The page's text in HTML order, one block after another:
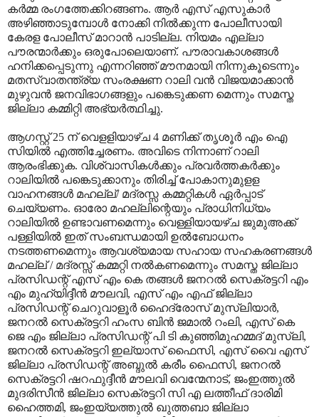
കര്‍മ്മ രംഗത്തേക്കിറങ്ങണം. ആര്‍ എസ് എസുകാര്‍
അഴിഞ്ഞാടുമ്പോള്‍ നോക്കി നില്‍ക്കുന്ന പോലീസായി
കേരള പോലീസ് മാറാന്‍ പാടില്ല. നിയമം എല്ലാ
പൗരന്മാര്‍ക്കും ഒരുപോലെയാണ്. പൗരാവകാശങ്ങള്‍
ഹനിക്കപ്പെടുന്നു എന്നറിഞ്ഞ് മൗനമായി നിന്നുകൂടെന്നും
മതസ്വാതന്ത്ര്യ സംരക്ഷണ റാലി വന്‍ വിജയമാക്കാന്‍
മുഴുവന്‍ ജനവിഭാഗങ്ങളും പങ്കെടുക്കണ മെന്നും സമസ്ത
ജില്ലാ കമ്മിറ്റി അഭ്യര്‍ത്ഥിച്ചു.
ആഗസ്റ്റ് 25 ന് വെളളിയാഴ്ച 4 മണിക്ക് തൃശൂര്‍ എം ഐ
സിയില്‍ എത്തിച്ചേരണം. അവിടെ നിന്നാണ് റാലി
ആരംഭിക്കുക. വിശ്വാസികള്‍ക്കും പ്രവര്‍ത്തകര്‍ക്കും
റാലിയില്‍ പങ്കെടുക്കാനും തിരിച്ച് പോകാനുമുളള
വാഹനങ്ങള്‍ മഹല്ല്/ മദ്രസ്സ കമ്മറ്റികള്‍ ഏര്‍പ്പാട്
ചെയ്യണം. ഓരോ മഹല്ലിന്റെയും പ്രാധിനിധ്യം
റാലിയില്‍ ഉണ്ടാവണമെന്നും വെള്ളിയായഴ്ച ജുമുഅക്ക്
പള്ളിയില്‍ ഇത് സംബന്ധമായി ഉല്‍ബോധനം
നടത്തണമെന്നും ആവശ്യമായ സഹായ സഹകരണങ്ങള്‍
മഹല്ല് / മദ്രസ്സ് കമ്മറ്റി നല്‍കണമെന്നും സമസ്ത ജില്ലാ
പ്രസിഡന്റ് എസ് എം കെ തങ്ങള്‍ ജനറല്‍ സെക്രട്ടറി എം
എം മുഹ്‌യിദ്ദീന്‍ മൗലവി, എസ് എം എഫ് ജില്ലാ
പ്രസിഡന്റ് ചെറുവാളൂര്‍ ഹൈദ്രോസ് മുസ്‌ലിയാര്‍,
ജനറല്‍ സെക്രട്ടറി ഹംസ ബിന്‍ ജമാല്‍ റംലി, എസ് കെ
ജെ എം ജില്ലാ പ്രസിഡന്റ് പി ടി കുഞ്ഞിമുഹമ്മദ് മുസ്‌ലി,
ജനറല്‍ സെക്രട്ടറി ഇല്യാസ് ഫൈസി, എസ് വൈ എസ്
ജില്ലാ പ്രസിഡന്റ് അബ്ദുല്‍ കരീം ഫൈസി, ജനറല്‍
സെക്രട്ടറി ഷറഫുദ്ദീന്‍ മൗലവി വെന്മേനാട്, ജംഇത്തുല്‍
മുദരിസീന്‍ ജില്ലാ സെക്രട്ടറി സി എ ലത്തീഫ് ദാരിമി
ഹൈത്തമി, ജംഇയ്യത്തുല്‍ ഖുത്തബാ ജില്ലാ